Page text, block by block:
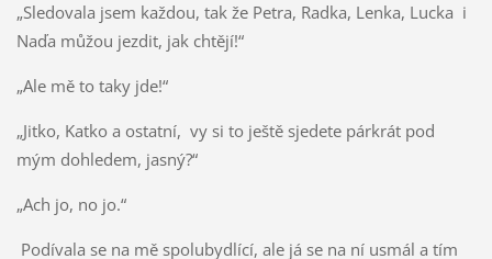
„Sledovala jsem každou, tak že Petra, Radka, Lenka, Lucka i
Naďa můžou jezdit, jak chtějí!“
„Ale mě to taky jde!“
„Jitko, Katko a ostatní, vy si to ještě sjedete párkrát pod
mým dohledem, jasný?“
„Ach jo, no jo.“
Podívala se na mě spolubydlící, ale já se na ní usmál a tím